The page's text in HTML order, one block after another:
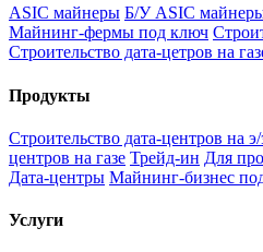
ASIC майнеры Б/У ASIC
Майнинг-фермы под ключ
Строительство дата-цетров на
Продукты
Строительство дата-центров на э/
центров на газе Трейд-ин Для
Дата-центры Майнинг-бизнес
Услуги